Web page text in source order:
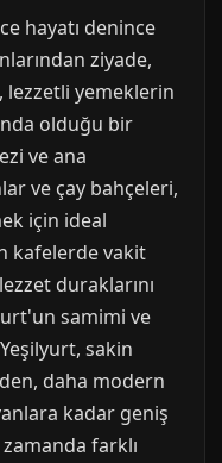
hayatı denince
ziyade,
yemeklerin
olduğu bir
ve ana
ve çay bahçeleri,
için ideal
kafelerde vakit
duraklarını
samimi ve
sakin
daha modern
kadar geniş
farklı